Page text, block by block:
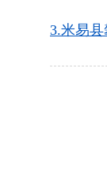
3.米易